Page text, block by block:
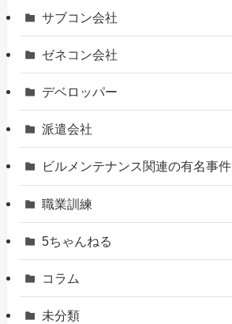
サブコン会社
ゼネコン会社
デベロッパー
派遣会社
ビルメンテナンス関連の有名事件
職業訓練
5ちゃんねる
コラム
未分類